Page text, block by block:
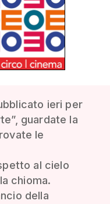
ieri per
guardate la
le
al cielo
chioma.
della